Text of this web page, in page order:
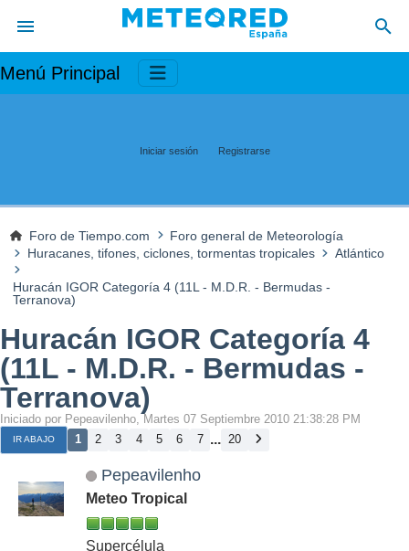
Menú Principal
Iniciar sesión Registrarse
Foro de Tiempo.com
Foro general de Meteorología
Huracanes, tifones, ciclones, tormentas tropicales
Atlántico
Huracán IGOR Categoría 4 (11L - M.D.R. - Bermudas -
Terranova)
Huracán IGOR Categoría 4
(11L - M.D.R. - Bermudas -
Terranova)
Iniciado por Pepeavilenho, Martes 07 Septiembre 2010 21:38:28 PM
IR ABAJO 1 2 3 4 5 6 7 ... 20
Pepeavilenho
Meteo Tropical
Supercélula